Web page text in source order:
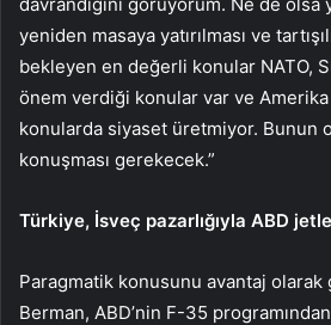
yeniden masaya yatırılması ve
bekleyen en değerli konular NATO,
önem verdiği konular var ve
konularda siyaset üretmiyor. Bunun
konuşması gerekecek.”
Türkiye, İsveç pazarlığıyla ABD
Paragmatik konusunu avantaj
Berman, ABD’nin F-35